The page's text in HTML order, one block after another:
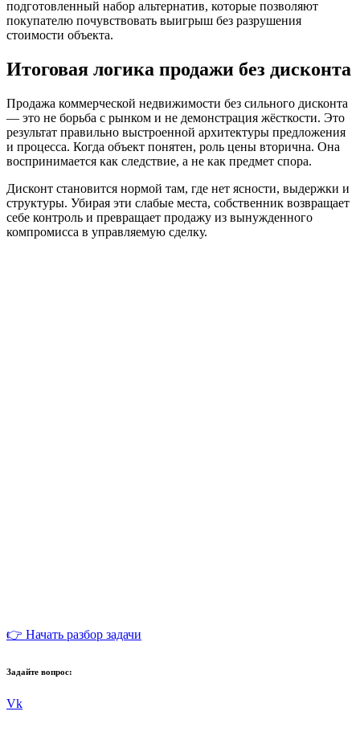
подготовленный набор альтернатив, которые позволяют
покупателю почувствовать выигрыш без разрушения
стоимости объекта.
Итоговая логика продажи без дисконта
Продажа коммерческой недвижимости без сильного дисконта
— это не борьба с рынком и не демонстрация жёсткости. Это
результат правильно выстроенной архитектуры предложения
и процесса. Когда объект понятен, роль цены вторична. Она
воспринимается как следствие, а не как предмет спора.
Дисконт становится нормой там, где нет ясности, выдержки и
структуры. Убирая эти слабые места, собственник возвращает
себе контроль и превращает продажу из вынужденного
компромисса в управляемую сделку.
👉 Начать разбор задачи
Задайте вопрос:
Vk